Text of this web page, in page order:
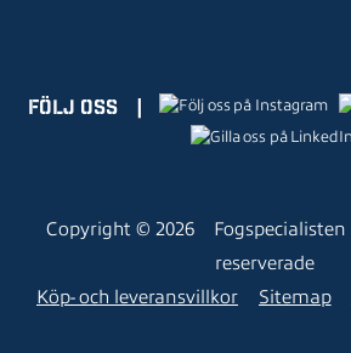
FÖLJ OSS
Copyright © 2026 Fogspecialisten
reserverade
Köp- och leveransvillkor
Sitemap